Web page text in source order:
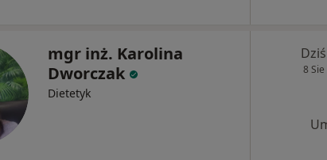
mgr inż. Karolina
Dworczak
Dietetyk
Dziś
8 Sie